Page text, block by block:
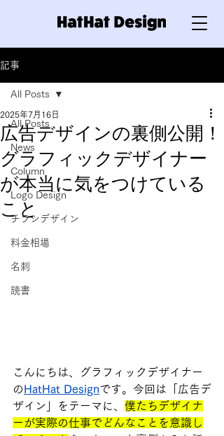
記事
All Posts
News
Column
Logo Design
チラシデザイン
料金相場
名刺
読書
All Posts
広告デザインの裏側公開！
グラフィックデザイナー
が本当に気をつけている
こと
2025年7月16日
こんにちは、グラフィックデザイナー
のHatHat Designです。今回は「広告デ
ザイン」をテーマに、 僕たちデザイナ
ーが実際の仕事でどんなことを意識し